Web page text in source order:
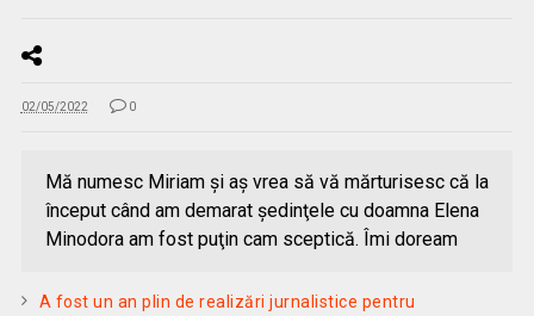
02/05/2022 0
Mă numesc Miriam şi aş vrea să vă mărturisesc că la
început când am demarat şedinţele cu doamna Elena
Minodora am fost puţin cam sceptică. Îmi doream
A fost un an plin de realizări jurnalistice pentru